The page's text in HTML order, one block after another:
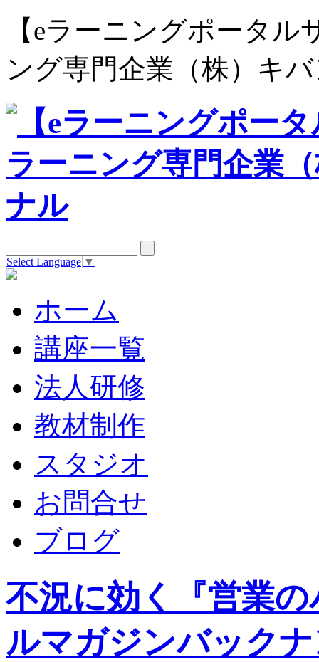
【eラーニングポータル
ング専門企業（株）キ
Select Language ▼
ホーム
講座一覧
法人研修
教材制作
スタジオ
お問合せ
ブログ
不況に効く『営業
ルマガジンバック